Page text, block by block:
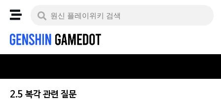
2.5 복각 관련 질문